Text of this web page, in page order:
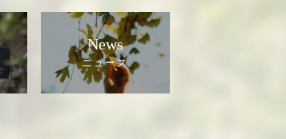
News